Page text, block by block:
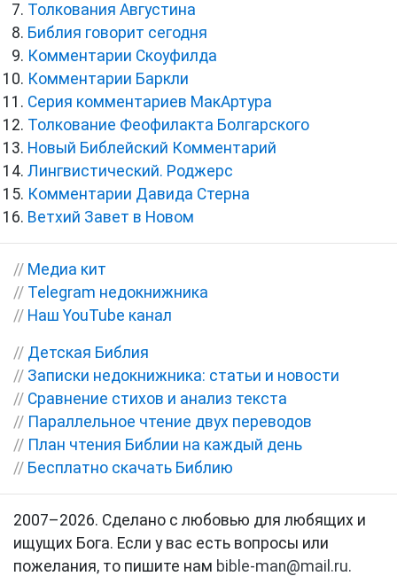
Толкования Августина
Библия говорит сегодня
Комментарии Скоуфилда
Комментарии Баркли
Серия комментариев МакАртура
Толкование Феофилакта Болгарского
Новый Библейский Комментарий
Лингвистический. Роджерс
Комментарии Давида Стерна
Ветхий Завет в Новом
// Медиа кит
// Telegram недокнижника
// Наш YouTube канал
// Детская Библия
// Записки недокнижника: статьи и новости
// Сравнение стихов и анализ текста
// Параллельное чтение двух переводов
// План чтения Библии на каждый день
// Бесплатно скачать Библию
2007–2026. Сделано с любовью для любящих и
ищущих Бога. Если у вас есть вопросы или
пожелания, то пишите нам bible-man@mail.ru.